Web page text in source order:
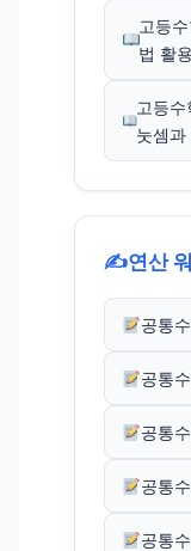
고등
법 활용
고등
눗셈과
✍️연산
공통
공통
공통
공통
공통